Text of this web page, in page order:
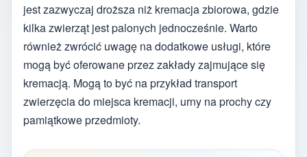
jest zazwyczaj droższa niż kremacja zbiorowa, gdzie
kilka zwierząt jest palonych jednocześnie. Warto
również zwrócić uwagę na dodatkowe usługi, które
mogą być oferowane przez zakłady zajmujące się
kremacją. Mogą to być na przykład transport
zwierzęcia do miejsca kremacji, urny na prochy czy
pamiątkowe przedmioty.